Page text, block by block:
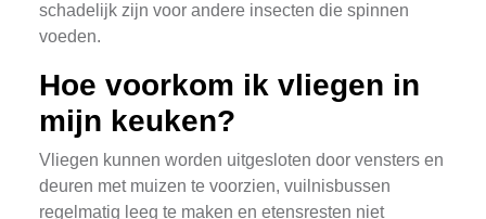
schadelijk zijn voor andere insecten die spinnen
voeden.
Hoe voorkom ik vliegen in
mijn keuken?
Vliegen kunnen worden uitgesloten door vensters en
deuren met muizen te voorzien, vuilnisbussen
regelmatig leeg te maken en etensresten niet